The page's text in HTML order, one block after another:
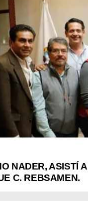
NADER, ASISTÍ
C. REBSAMEN.